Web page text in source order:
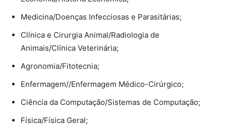
Medicina/Doenças Infecciosas e Parasitárias;
Clínica e Cirurgia Animal/Radiologia de
Animais/Clínica Veterinária;
Agronomia/Fitotecnia;
Enfermagem//Enfermagem Médico-Cirúrgico;
Ciência da Computação/Sistemas de Computação;
Física/Física Geral;